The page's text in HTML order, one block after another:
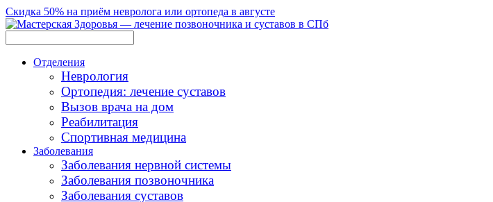
Скидка 50% на приём невролога или ортопеда в августе
Отделения
Неврология
Ортопедия: лечение суставов
Вызов врача на дом
Реабилитация
Спортивная медицина
Заболевания
Заболевания нервной системы
Заболевания позвоночника
Заболевания суставов